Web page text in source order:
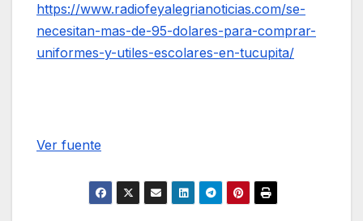
https://www.radiofeyalegrianoticias.com/se-
necesitan-mas-de-95-dolares-para-comprar-
uniformes-y-utiles-escolares-en-tucupita/
de
Ver fuente